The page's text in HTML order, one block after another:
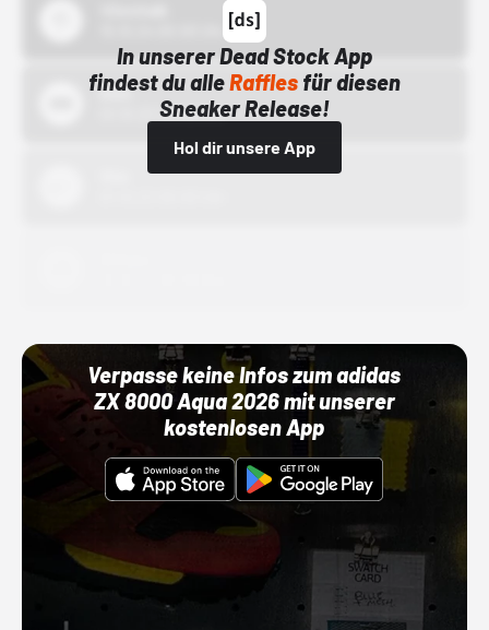
In unserer Dead Stock App
findest du alleRafflesfür diesen
Sneaker Release!
Hol dir unsere App
Bstn
01.10.22 00:00 Uhr
Verpasse keine Infos zum adidas
ZX 8000 Aqua 2026 mit unserer
kostenlosen App